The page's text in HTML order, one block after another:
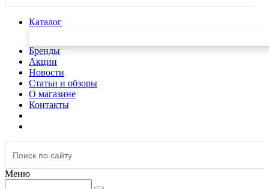
Каталог
Бренды
Акции
Новости
Статьи и обзоры
О магазине
Контакты
Меню